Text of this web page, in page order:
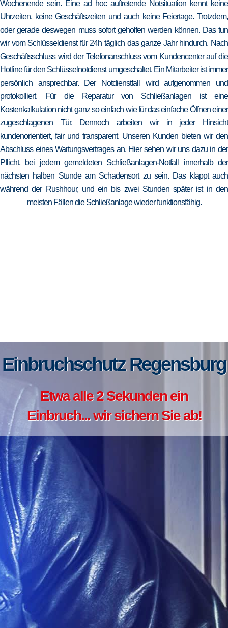
Wochenende sein. Eine ad hoc auftretende Notsituation kennt keine
Uhrzeiten, keine Geschäftszeiten und auch keine Feiertage. Trotzdem,
oder gerade deswegen muss sofort geholfen werden können. Das tun
wir vom Schlüsseldienst für 24h täglich das ganze Jahr hindurch. Nach
Geschäftsschluss wird der Telefonanschluss vom Kundencenter auf die
Hotline für den Schlüsselnotdienst umgeschaltet. Ein Mitarbeiter ist immer
persönlich ansprechbar. Der Notdienstfall wird aufgenommen und
protokolliert. Für die Reparatur von Schließanlagen ist eine
Kostenkalkulation nicht ganz so einfach wie für das einfache Öffnen einer
zugeschlagenen Tür. Dennoch arbeiten wir in jeder Hinsicht
kundenorientiert, fair und transparent. Unseren Kunden bieten wir den
Abschluss eines Wartungsvertrages an. Hier sehen wir uns dazu in der
Pflicht, bei jedem gemeldeten Schließanlagen-Notfall innerhalb der
nächsten halben Stunde am Schadensort zu sein. Das klappt auch
während der Rushhour, und ein bis zwei Stunden später ist in den
meisten Fällen die Schließanlage wieder funktionsfähig.
Einbruchschutz Regensburg
Etwa alle 2 Sekunden ein
Einbruch... wir sichern Sie ab!